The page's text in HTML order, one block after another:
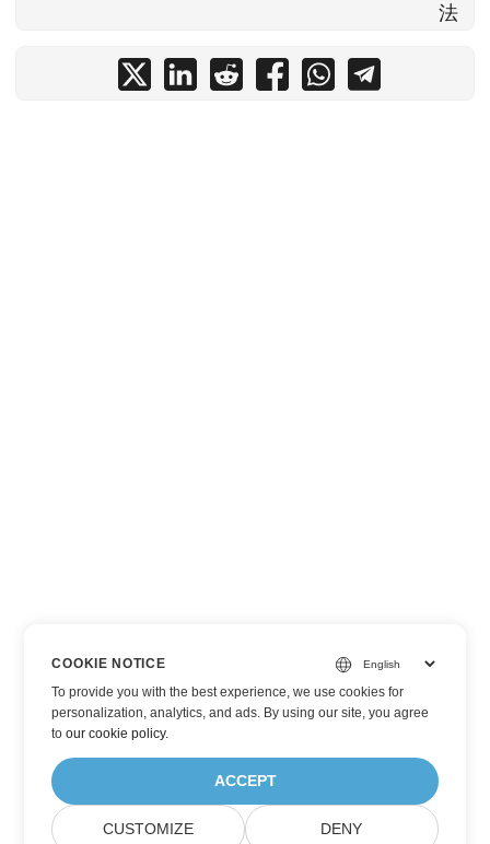
法
COOKIE NOTICE
To provide you with the best experience, we use cookies for
personalization, analytics, and ads. By using our site, you agree
toour cookie policy.
ACCEPT
CUSTOMIZE DENY